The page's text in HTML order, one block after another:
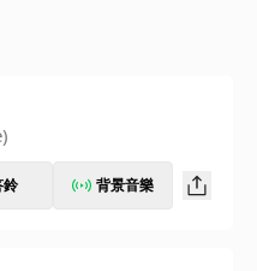
鈴 背景音樂